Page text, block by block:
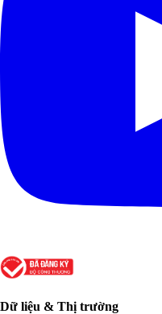
Dữ liệu & Thị trường